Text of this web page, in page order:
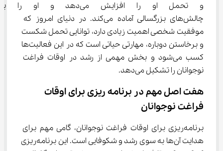
و تحمل او را افزایش می‌دهد
چالش‌های بزرگسالی آماده می‌کند. در دنیای امروز که
موفقیت شخصی اهمیت زیادی دارد، توانایی تحمل شکست
و برخاستن دوباره، مهارتی حیاتی است که در این فعالیت‌ها
کسب می‌شود و بخش مهمی از رشد در اوقات فراغت
نوجوانان را تشکیل می‌دهد.
هفت اصل مهم در برنامه ‌ریزی برای اوقات
فراغت نوجوانان
برنامه‌ریزی برای اوقات فراغت نوجوانان، گامی مهم برای
هدایت آن‌ها به سوی رشد و شکوفایی است. این برنامه‌ریزی